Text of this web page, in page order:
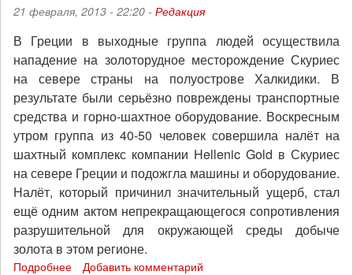
21 февраля, 2013 - 22:20 - Редакция
В Греции в выходные группа людей осуществила
нападение на золоторудное месторождение Скуриес
на севере страны на полуострове Халкидики. В
результате были серьёзно повреждены транспортные
средства и горно-шахтное оборудование. Воскресным
утром группа из 40-50 человек совершила налёт на
шахтный комплекс компании Hellenic Gold в Скуриес
на севере Греции и подожгла машины и оборудование.
Налёт, который причинил значительный ущерб, стал
ещё одним актом непрекращающегося сопротивления
разрушительной для окружающей среды добыче
золота в этом регионе.
Подробнее Добавить комментарий